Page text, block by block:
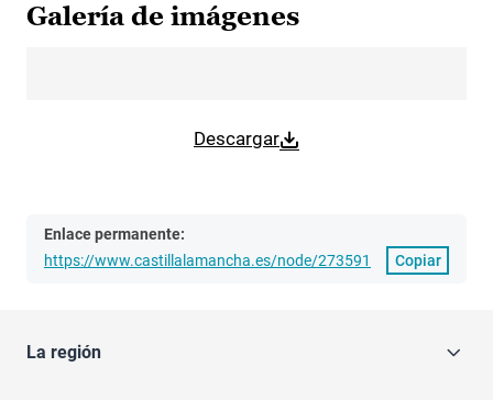
Galería de imágenes
Descargar
Enlace permanente:
https://www.castillalamancha.es/node/273591
Copiar
La región